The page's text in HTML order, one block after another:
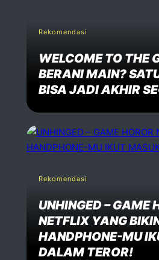
Rekomendasi
WELCOME TO THE
BERANI MAIN?
BISA JADI AKHIR
Rekomendasi
UNHINGED – GAME
NETFLIX YANG
HANDPHONE-MU
DALAM TEROR!